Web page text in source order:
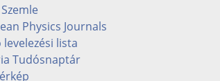
Physics Journals
levelezési lista
Tudósnaptár